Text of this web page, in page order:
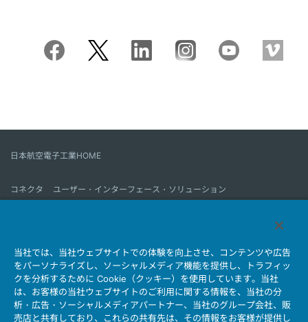
日本航空電子工業HOME
コネクタ
ユーザー・インターフェース・ソリューション
会社情報 サステナビリティ IR情報 採用情報
会社情報新着一覧
製品情報新着一覧
サイトマップ お問い合わせ
当社では、当社ウェブサイトでの体験を向上させ、コンテンツや広告
をパーソナライズし、ソーシャルメディア機能を提供し、トラフィッ
クを分析するために Cookie（クッキー）を使用しています。当社
は、お客様の当社ウェブサイトのご利用に関する情報を、当社の分
析・広告・ソーシャルメディアパートナー、当社のグループ会社、販
売店と共有しており、これらの共有先は、その情報をお客様が提供し